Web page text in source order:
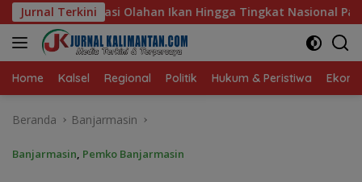
Langsung
ke
konten
Jurnal Terkini
Hingga Tingkat Nasional Pada Lomba Masak Serba Ikan
Home Kalsel Regional Politik Hukum & Peristiwa
Beranda Banjarmasin
Banjarmasin, Pemko Banjarmasin